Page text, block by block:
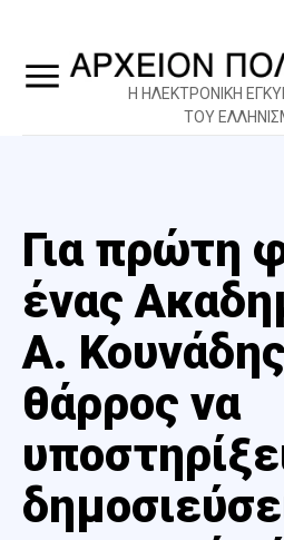
Η ΗΛΕΚΤΡΟΝΙΚΗ
ΤΟΥ
Για πρώτη
ένας
Α.
θάρρος να